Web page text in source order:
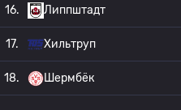
16. Липпштадт
17. Хильтруп
18. Шермбёк